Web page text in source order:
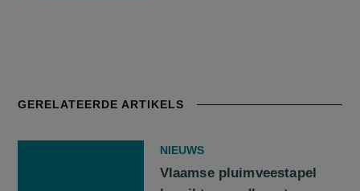
GERELATEERDE ARTIKELS
NIEUWS
Vlaamse pluimveestapel